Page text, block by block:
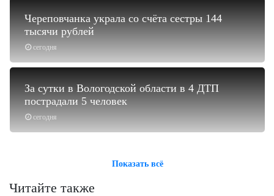
сегодня
Череповчанка украла со счёта сестры 144
тысячи рублей
сегодня
За сутки в Вологодской области в 4 ДТП
пострадали 5 человек
Показать всё
Читайте также